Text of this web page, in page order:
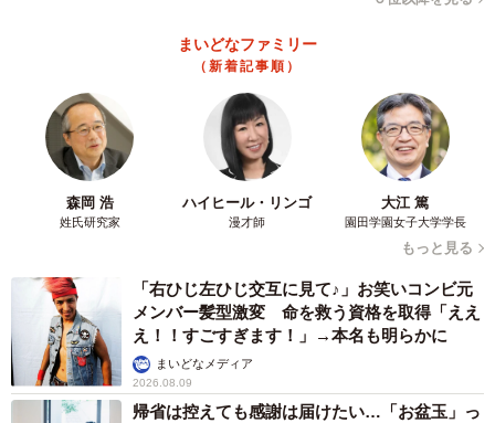
まいどなファミリー
（新着記事順）
森岡 浩
姓氏研究家
ハイヒール・リンゴ
漫才師
大江 篤
園田学園女子大学学長
もっと見る
「右ひじ左ひじ交互に見て♪」お笑いコンビ元
メンバー髪型激変 命を救う資格を取得「ええ
え！！すごすぎます！」→本名も明らかに
まいどなメディア
2026.08.09
帰省は控えても感謝は届けたい…「お盆玉」っ